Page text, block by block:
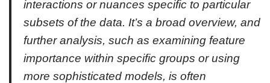
interactions or nuances specific to particular
subsets of the data. It’s a broad overview, and
further analysis, such as examining feature
importance within specific groups or using
more sophisticated models, is often